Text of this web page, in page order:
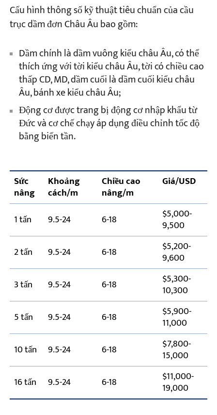
Cấu hình thông số kỹ thuật tiêu chuẩn của cầu
trục dầm đơn Châu Âu bao gồm:
Dầm chính là dầm vuông kiểu châu Âu, có thể
thích ứng với tời kiểu châu Âu, tời có chiều cao
thấp CD, MD, dầm cuối là dầm cuối kiểu châu
Âu, bánh xe kiểu châu Âu;
Động cơ được trang bị động cơ nhập khẩu từ
Đức và cơ chế chạy áp dụng điều chỉnh tốc độ
bằng biến tần.
Sức
nâng
Khoảng
cách/m
Chiều cao
nâng/m
Giá/USD
1 tấn 9.5-24 6-18 $5,000-
9,500
2 tấn
9.5-24 6-18 $5,200-
9,600
3 tấn
9.5-24 6-18 $5,300-
10,300
5 tấn
9.5-24 6-18 $5,900-
11,000
10 tấn
9.5-24 6-18 $7,800-
15,000
16 tấn
9.5-24 6-18 $11,000-
19,000